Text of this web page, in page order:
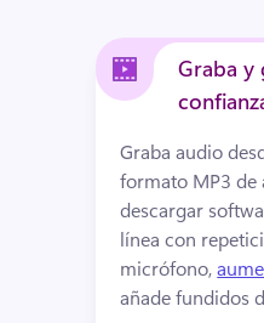
Graba y
Graba audio
formato MP3 de
descargar
línea con
micrófono,
añade fundidos